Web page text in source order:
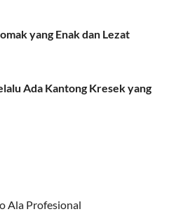
yang Enak dan Lezat
Ada Kantong Kresek yang
Ala Profesional